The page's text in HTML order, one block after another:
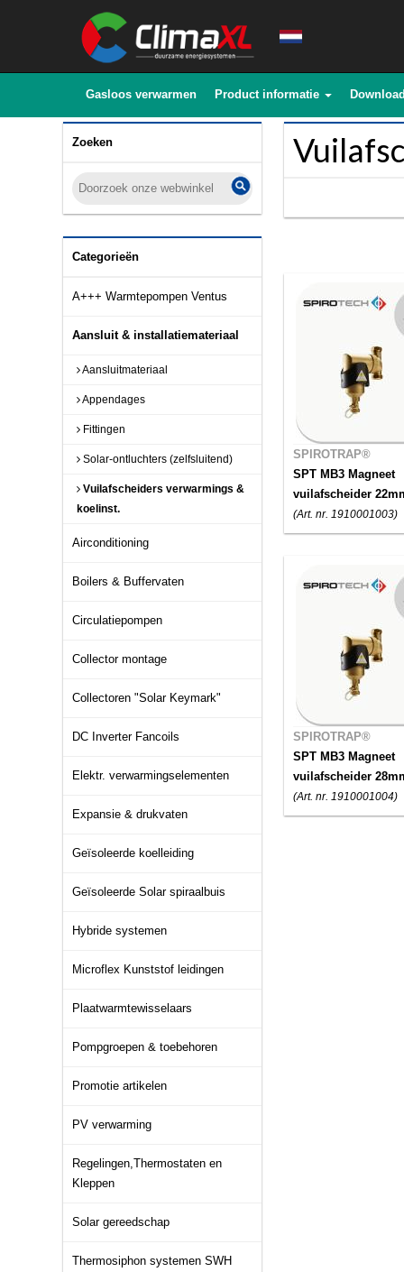
Gasloos verwarmen Product informatie
Zoeken
Categorieën
A+++ Warmtepompen Ventus
Aansluit & installatiemateriaal
Aansluitmateriaal
Appendages
Fittingen
Solar-ontluchters (zelfsluitend)
Vuilafscheiders verwarmings &
koelinst.
Airconditioning
Boilers & Buffervaten
Circulatiepompen
Collector montage
Collectoren "Solar Keymark"
DC Inverter Fancoils
Elektr. verwarmingselementen
Expansie & drukvaten
Geïsoleerde koelleiding
Geïsoleerde Solar spiraalbuis
Hybride systemen
Microflex Kunststof leidingen
Plaatwarmtewisselaars
Pompgroepen & toebehoren
Promotie artikelen
PV verwarming
Regelingen,Thermostaten en
Kleppen
Solar gereedschap
Thermosiphon systemen SWH
SPIROTRAP®
SPT MB3 Magneet
vuilafscheider
(Art. nr. 1910001003)
SPIROTRAP®
SPT MB3 Magneet
vuilafscheider
(Art. nr. 1910001004)